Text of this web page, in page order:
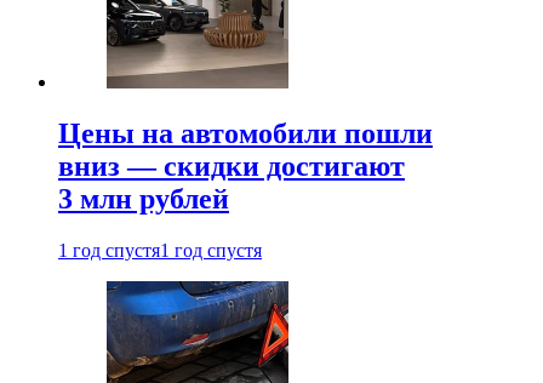
Цены на автомобили пошли
вниз — скидки достигают
3 млн рублей
1 год спустя1 год спустя